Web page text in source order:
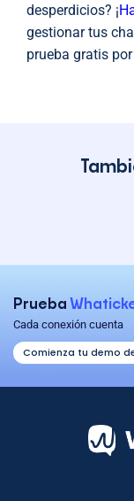
desperdicios? ¡
gestionar tus
prueba gratis
Prueba
Cada conexión cuenta
Comienza tu demo